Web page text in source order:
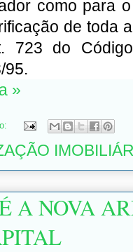
como para
de toda
723 do
95.
»
A NOVA